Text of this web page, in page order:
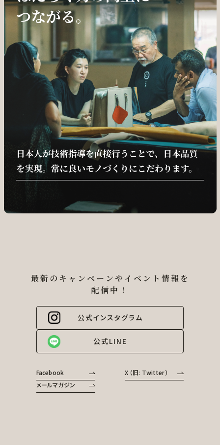
最新のキャンペーンやイベント情報を
配信中！
公式インスタグラム
公式LINE
Facebook
X （旧: Twitter）
メールマガジン